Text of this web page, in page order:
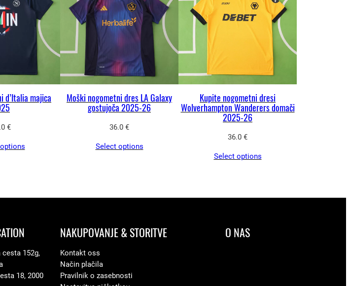
d’Italia majica
€
Moški nogometni dres LA Galaxy
gostujoča 2025-26
36.0 €
Select options
Kupite nogometni dresi
Wolverhampton Wanderers domači
2025-26
36.0 €
Select options
cesta 152g,
18, 2000
NAKUPOVANJE & STORITVE
Kontakt oss
Način plačila
Pravilnik o zasebnosti
O NAS